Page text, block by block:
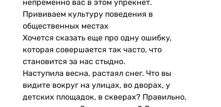
непременно вас в этом упрекнет.
Прививаем культуру поведения в
общественных местах
Хочется сказать еще про одну ошибку,
которая совершается так часто, что
становится за нас стыдно.
Наступила весна, растаял снег. Что вы
видите вокруг на улицах, во дворах, у
детских площадок, в скверах? Правильно,